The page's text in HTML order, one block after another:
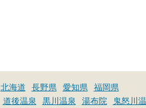
北海道 長野県 愛知県
福岡県
道後温泉 黒川温泉 湯布院 鬼怒川